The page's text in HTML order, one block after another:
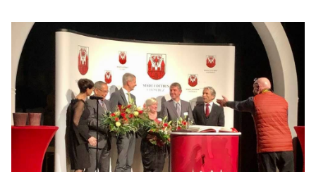
POLITIK
SICHERHEIT UND ZUSAMMENHALT
MITTELSTAND UND INDUSTRIE
BILDUNG
IDENTITÄT
MEINE 10 PUNKTE